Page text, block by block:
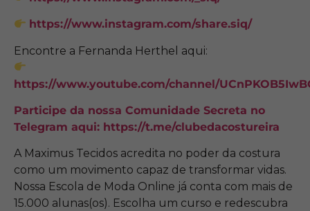
https://www.instagram.com/share.siq/
Encontre a Fernanda Herthel aqui:
https://www.youtube.com/channel/
Participe da nossa Comunidade Secreta no
Telegram aqui: https://t.me/clubedacostureira
A Maximus Tecidos acredita no poder da costura
como um movimento capaz de transformar vidas.
Nossa Escola de Moda Online já conta com mais de
15.000 alunas(os). Escolha um curso e redescubra